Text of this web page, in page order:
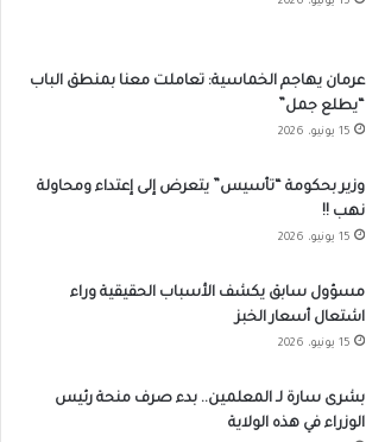
عرمان يهاجم الخماسية: تعاملت معنا بمنطق الباب
“يطلع جمل”
15 يونيو، 2026
وزير بحكومة “تأسيس” يتعرض إلى إعتداء ومحاولة
نهب !!
15 يونيو، 2026
مسؤول سابق يكشف الأسباب الحقيقية وراء
اشتعال أسعار الخبز
15 يونيو، 2026
بشرى سارة لـ المعلمين.. بدء صرف منحة رئيس
الوزراء في هذه الولاية